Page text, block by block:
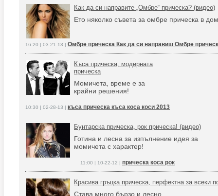
Как да си направите „Омбре“ прическа? (видео)
Ето няколко съвета за омбре прическа в
16:20 | 03-21-13 | Омбре прическа Как да си направиш Омбре
Къса прическа, модерната
прическа
Момичета, време е за
крайни решения!
10:30 | 02-28-13 | къса прическа къса коса коси 2013
Бунтарска прическа, рок прическа! (видео)
Готина и лесна за изпълнение идея за
момичета с характер!
11:00 | 10-22-12 | прическа коса рок
Красива гръцка прическа, перфектна за всеки
Става много бързо и лесно